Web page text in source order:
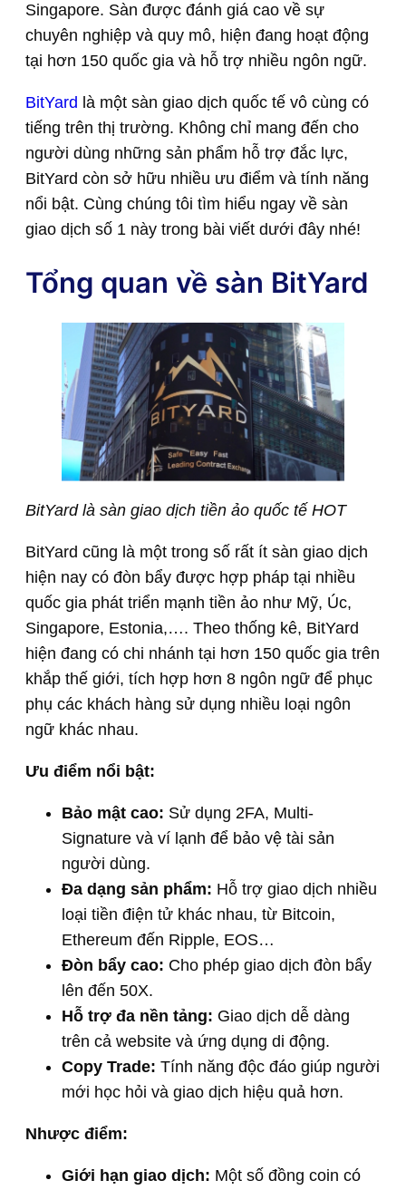
Singapore. Sàn được đánh giá cao về sự
chuyên nghiệp và quy mô, hiện đang hoạt động
tại hơn 150 quốc gia và hỗ trợ nhiều ngôn ngữ.
BitYard là một sàn giao dịch quốc tế vô cùng có
tiếng trên thị trường. Không chỉ mang đến cho
người dùng những sản phẩm hỗ trợ đắc lực,
BitYard còn sở hữu nhiều ưu điểm và tính năng
nổi bật. Cùng chúng tôi tìm hiểu ngay về sàn
giao dịch số 1 này trong bài viết dưới đây nhé!
Tổng quan về sàn BitYard
BitYard là sàn giao dịch tiền ảo quốc tế HOT
BitYard cũng là một trong số rất ít sàn giao dịch
hiện nay có đòn bẩy được hợp pháp tại nhiều
quốc gia phát triển mạnh tiền ảo như Mỹ, Úc,
Singapore, Estonia,…. Theo thống kê, BitYard
hiện đang có chi nhánh tại hơn 150 quốc gia trên
khắp thế giới, tích hợp hơn 8 ngôn ngữ để phục
phụ các khách hàng sử dụng nhiều loại ngôn
ngữ khác nhau.
Ưu điểm nổi bật:
Bảo mật cao: Sử dụng 2FA, Multi-
Signature và ví lạnh để bảo vệ tài sản
người dùng.
Đa dạng sản phẩm: Hỗ trợ giao dịch nhiều
loại tiền điện tử khác nhau, từ Bitcoin,
Ethereum đến Ripple, EOS…
Đòn bẩy cao: Cho phép giao dịch đòn bẩy
lên đến 50X.
Hỗ trợ đa nền tảng: Giao dịch dễ dàng
trên cả website và ứng dụng di động.
Copy Trade: Tính năng độc đáo giúp người
mới học hỏi và giao dịch hiệu quả hơn.
Nhược điểm:
Giới hạn giao dịch: Một số đồng coin có